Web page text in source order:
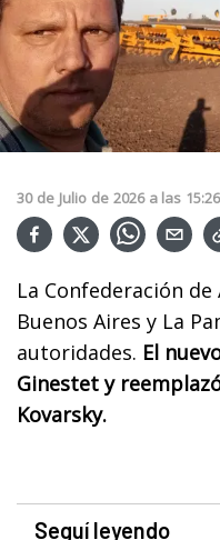
30 de Julio de 2026 a las 15:26
La Confederación
Buenos Aires y La
autoridades. El
Ginestet y
Kovarsky.
Seguí leyendo